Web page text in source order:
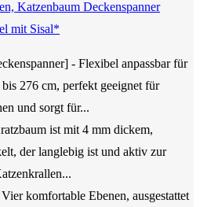
Katzenbaum Deckenspanner
mit Sisal*
- Flexibel anpassbar für
276 cm, perfekt geeignet für
und sorgt für...
ist mit 4 mm dickem,
der langlebig ist und aktiv zur
komfortable Ebenen, ausgestattet